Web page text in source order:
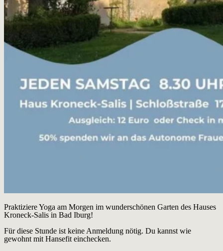
Praktiziere Yoga am Morgen im wunderschönen Garten des Hauses
Kroneck-Salis in Bad Iburg!
Für diese Stunde ist keine Anmeldung nötig. Du kannst wie
gewohnt mit Hansefit einchecken.